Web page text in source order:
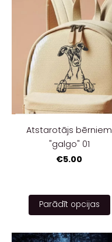
Atstarotājs bērniem
"galgo" 01
€5.00
Parādīt opcijas